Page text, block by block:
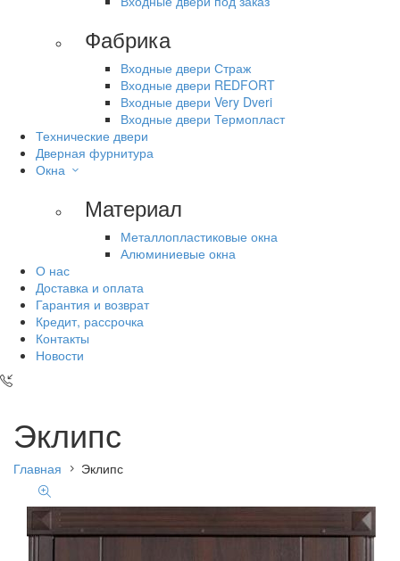
Фабрика
Входные двери Страж
Входные двери REDFORT
Входные двери Very Dveri
Входные двери Термопласт
Технические двери
Дверная фурнитура
Окна
Материал
Металлопластиковые окна
Алюминиевые окна
О нас
Доставка и оплата
Гарантия и возврат
Кредит, рассрочка
Контакты
Новости
Эклипс
Главная Эклипс